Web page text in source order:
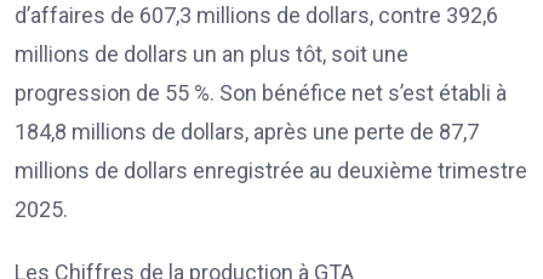
d’affaires de 607,3 millions de dollars, contre 392,6
millions de dollars un an plus tôt, soit une
progression de 55 %. Son bénéfice net s’est établi à
184,8 millions de dollars, après une perte de 87,7
millions de dollars enregistrée au deuxième trimestre
2025.
Les Chiffres de la production à GTA